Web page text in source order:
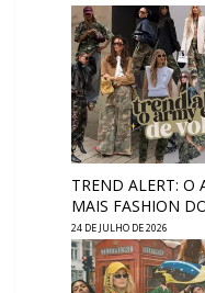
TREND ALERT: O
MAIS FASHION
24 DE JULHO DE 2026